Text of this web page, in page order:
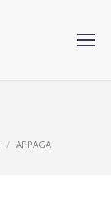
APPAGA